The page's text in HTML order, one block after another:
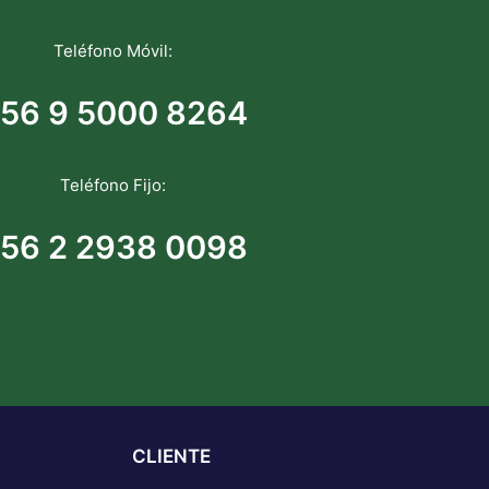
Teléfono Móvil:
9 5000 8264
Teléfono Fijo:
2 2938 0098
CLIENTE